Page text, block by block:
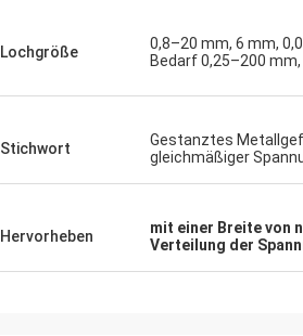
Lochgröße
0,8–20 mm, 6 mm,
Bedarf 0,25–200
Stichwort
Gestanztes
gleichmäßiger
Hervorheben mit einer Breite von
Verteilung der